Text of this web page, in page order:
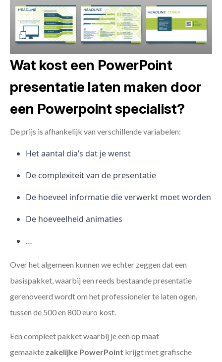
Wat kost een PowerPoint
presentatie laten maken door
een Powerpoint specialist?
De prijs is afhankelijk van verschillende variabelen:
Het aantal dia’s dat je wenst
De complexiteit van de presentatie
De hoeveel informatie die verwerkt moet worden
De hoeveelheid animaties
…
Over het algemeen kunnen we echter zeggen dat een
basispakket, waarbij een reeds bestaande presentatie
gerenoveerd wordt om het professioneler te laten ogen,
tussen de 500 en 800 euro kost.
Een compleet pakket waarbij je een op maat
gemaakte zakelijke PowerPoint krijgt met grafische